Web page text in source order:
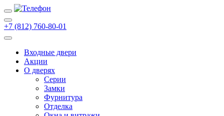
+7 (812) 760-80-01
Входные двери
Акции
О дверях
Cерии
Замки
Фурнитура
Отделка